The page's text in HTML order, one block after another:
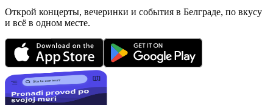
Открой концерты, вечеринки и события в Белграде, по вкусу
и всё в одном месте.